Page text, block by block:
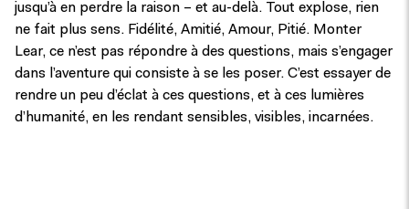
jusqu’à en perdre la raison – et au-delà. Tout explose, rien
ne fait plus sens. Fidélité, Amitié, Amour, Pitié. Monter
Lear, ce n’est pas répondre à des questions, mais s’engager
dans l’aventure qui consiste à se les poser. C’est essayer de
rendre un peu d’éclat à ces questions, et à ces lumières
d’humanité, en les rendant sensibles, visibles, incarnées.